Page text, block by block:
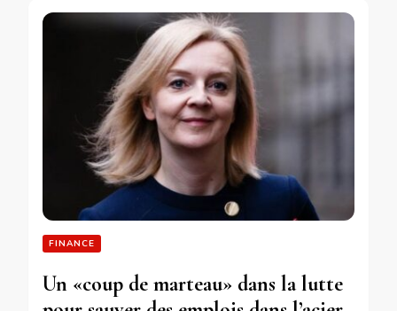
FINANCE
Un «coup de marteau» dans la lutte